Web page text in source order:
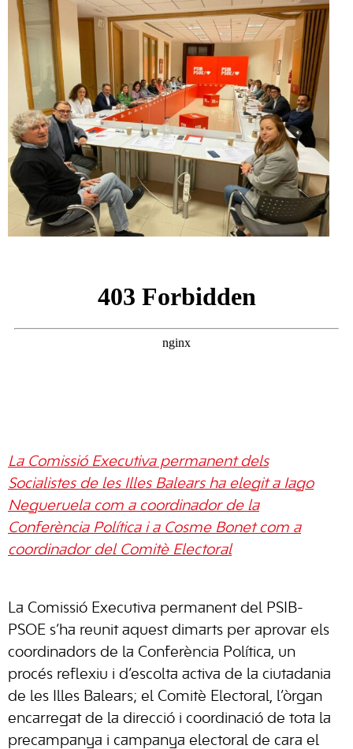
La Comissió Executiva permanent dels
Socialistes de les Illes Balears ha elegit a Iago
Negueruela com a coordinador de la
Conferència Política i a Cosme Bonet com a
coordinador del Comitè Electoral
La Comissió Executiva permanent del PSIB-
PSOE s’ha reunit aquest dimarts per aprovar els
coordinadors de la Conferència Política, un
procés reflexiu i d’escolta activa de la ciutadania
de les Illes Balears; el Comitè Electoral, l’òrgan
encarregat de la direcció i coordinació de tota la
precampanya i campanya electoral de cara el